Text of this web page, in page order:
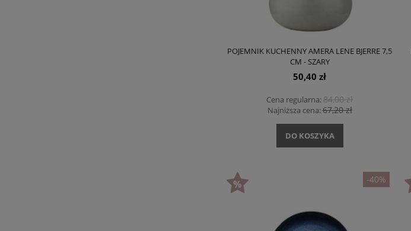
POJEMNIK KUCHENNY AMERA LENE BJERRE 7,5
CM - SZARY
50,40 zł
Cena regularna:84,00 zł
Najniższa cena:67,20 zł
DO KOSZYKA
-40%